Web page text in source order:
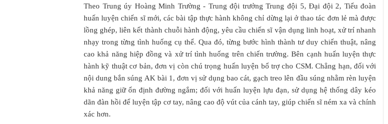
Theo Trung úy Hoàng Minh Trường - Trung đội trưởng Trung đội 5, Đại đội 2, Tiểu đoàn
huấn luyện chiến sĩ mới, các bài tập thực hành không chỉ dừng lại ở thao tác đơn lẻ mà được
lồng ghép, liên kết thành chuỗi hành động, yêu cầu chiến sĩ vận dụng linh hoạt, xử trí nhanh
nhạy trong từng tình huống cụ thể. Qua đó, từng bước hình thành tư duy chiến thuật, nâng
cao khả năng hiệp đồng và xử trí tình huống trên chiến trường. Bên cạnh huấn luyện thực
hành kỹ thuật cơ bản, đơn vị còn chú trọng huấn luyện bổ trợ cho CSM. Chẳng hạn, đối với
nội dung bắn súng AK bài 1, đơn vị sử dụng bao cát, gạch treo lên đầu súng nhằm rèn luyện
khả năng giữ ổn định đường ngắm; đối với huấn luyện lựu đạn, sử dụng hệ thống dây kéo
dãn đàn hồi để luyện tập cơ tay, nâng cao độ vút của cánh tay, giúp chiến sĩ ném xa và chính
xác hơn.